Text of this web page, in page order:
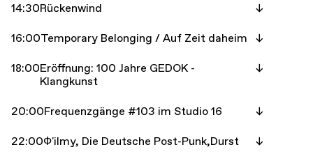
14:30Rückenwind
16:00Temporary Belonging / Auf Zeit daheim
18:00Eröffnung: 100 Jahre GEDOK -
Klangkunst
20:00Frequenzgänge #103 im Studio 16
22:00Ф'ilmy, Die Deutsche Post-Punk,Durst